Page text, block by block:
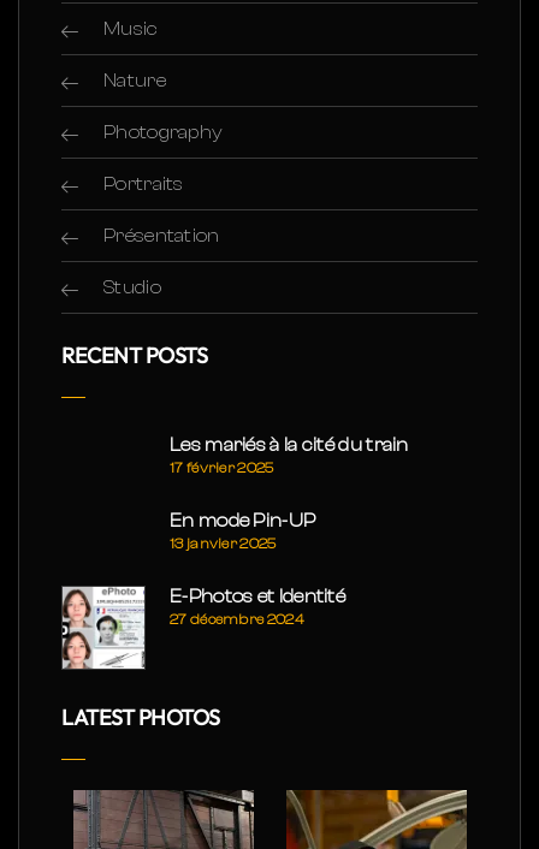
Music
Nature
Photography
Portraits
Présentation
Studio
RECENT POSTS
Les mariés à la cité du train
17 février 2025
En mode Pin-UP
13 janvier 2025
E-Photos et Identité
27 décembre 2024
LATEST PHOTOS